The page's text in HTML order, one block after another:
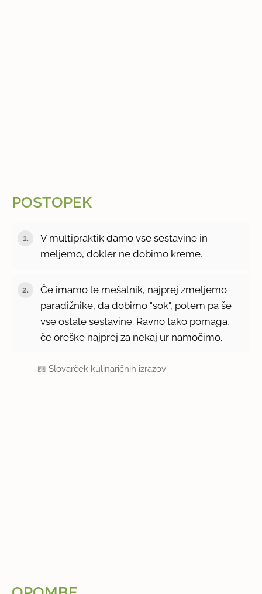
POSTOPEK
V multipraktik damo vse sestavine in
meljemo, dokler ne dobimo kreme.
Če imamo le mešalnik, najprej zmeljemo
paradižnike, da dobimo "sok", potem pa še
vse ostale sestavine. Ravno tako pomaga,
če oreške najprej za nekaj ur namočimo.
📖Slovarček kulinaričnih izrazov